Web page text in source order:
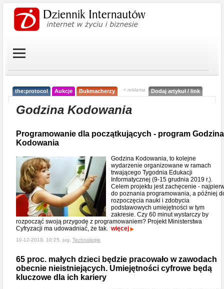
the:protocol Aukcje Bukmacherzy < reklama Dodaj artykuł / link
Godzina Kodowania
Programowanie dla początkujących - program Godzina
Kodowania
Godzina Kodowania, to kolejne
wydarzenie organizowane w ramach
trwającego Tygodnia Edukacji
Informatycznej (9-15 grudnia 2019 r.).
Celem projektu jest zachęcenie -
do poznania programowania, a później
rozpoczęcia nauki i zdobycia
podstawowych umiejętności w tym
zakresie. Czy 60 minut wystarczy by
rozpocząć swoją przygodę z programowaniem? Projekt Ministerstwa
Cyfryzacji ma udowadniać, że tak. więcej
10-12-2019, 10:25, jug, Technologie
65 proc. małych dzieci będzie pracowało w zawodach
obecnie nieistniejących. Umiejętności cyfrowe będą
kluczowe dla ich kariery